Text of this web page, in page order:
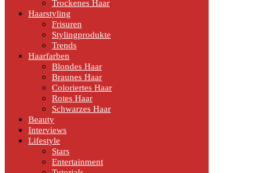
Trockenes Haar
Haarstyling
Frisuren
Stylingprodukte
Trends
Haarfarben
Blondes Haar
Braunes Haar
Coloriertes Haar
Rotes Haar
Schwarzes Haar
Beauty
Interviews
Lifestyle
Stars
Entertainment